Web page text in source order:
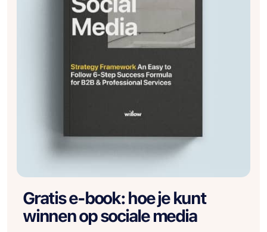
Gratis e-book: hoe je kunt
winnen op sociale media